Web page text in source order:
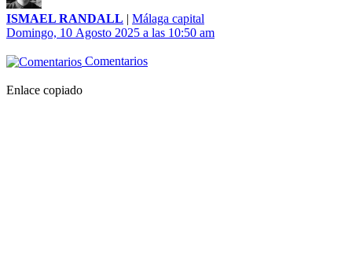
ISMAEL RANDALL | Málaga capital
Domingo, 10 Agosto 2025 a las 10:50 am
Comentarios
Enlace copiado